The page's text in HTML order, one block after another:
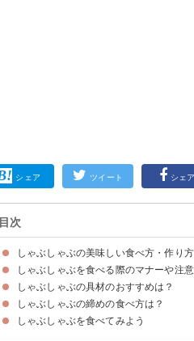
シェア ツイート シェア
目次
しゃぶしゃぶの美味しい食べ方・作り方
具材の入れる順番は「肉類→きのこ類→野
お肉にはお湯を沸騰させずに火を通す
肉のアクを取り除くのがポイント
しゃぶしゃぶを食べる際のマナーや注意
①タレをつけ過ぎない
②みんなで食べる際は自分の箸でかき混ぜな
③野菜などを一気に入れない
④昆布からダシを取る際は沸騰させない
しゃぶしゃぶの具材のおすすめは？
しゃぶしゃぶのメイン食材のおすすめ
しゃぶしゃぶの野菜のおすすめ
しゃぶしゃぶのタレのおすすめ
しゃぶしゃぶの締めの食べ方は？
①ご飯を入れる
②中華麺を入れる
③うどんを入れる
しゃぶしゃぶを食べてみよう